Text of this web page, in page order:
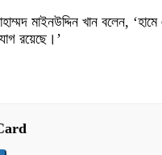
মাইনউদ্দিন খান বলেন,
রয়েছে।’